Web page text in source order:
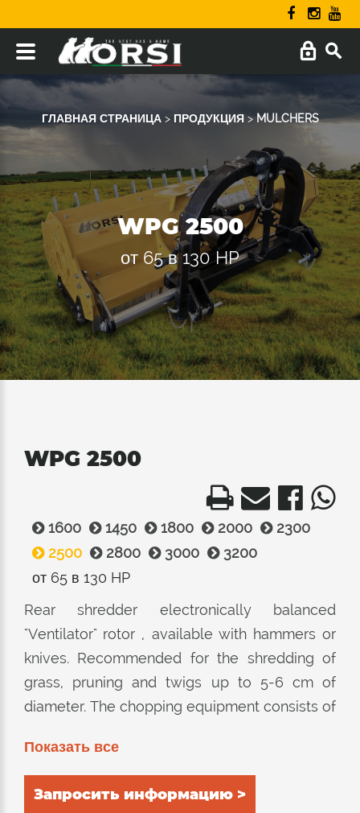
ГЛАВНАЯ СТРАНИЦА> ПРОДУКЦИЯ>MULCHERS
WPG 2500
от 65 в 130 HP
WPG 2500
1600 1450 1800 2000
2300
2500
2800 3000
3200
от 65 в 130 HP
Rear shredder electronically balanced
"Ventilator" rotor , available with hammers or
knives. Recommended for the shredding of
grass, pruning and twigs up to 5-6 cm of
diameter. The chopping equipment consists of
counter-knives installed inside guarantee
excellent cutting quality.
Показать все
Запросить информацию >